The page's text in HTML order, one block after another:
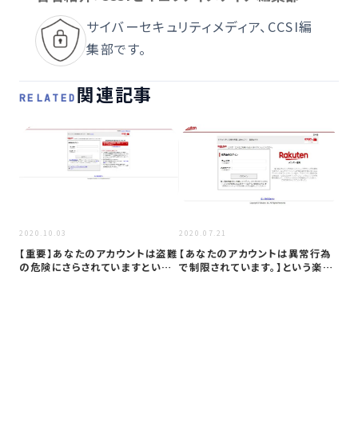
サイバーセキュリティメディア、CCSI編
集部です。
RELATED 関連記事
2020.10.03
【重要】あなたのアカウントは盗難
の危険にさらされていますという
2020.07.21
【あなたのアカウントは異常行為
で制限されています。】という楽天